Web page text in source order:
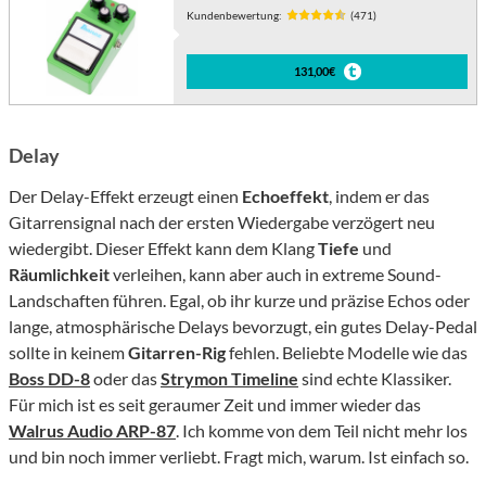
Kundenbewertung: (471)
131,00€
Delay
Der Delay-Effekt erzeugt einen Echoeffekt, indem er das
Gitarrensignal nach der ersten Wiedergabe verzögert neu
wiedergibt. Dieser Effekt kann dem KlangTiefe und
Räumlichkeitverleihen, kann aber auch in extreme Sound-
Landschaften führen. Egal, ob ihr kurze und präzise Echos oder
lange, atmosphärische Delays bevorzugt, ein gutes Delay-Pedal
sollte in keinemGitarren-Rigfehlen. Beliebte Modelle wie das
Boss DD-8oder dasStrymon Timeline sind echte Klassiker.
Für mich ist es seit geraumer Zeit und immer wieder das
Walrus Audio ARP-87. Ich komme von dem Teil nicht mehr los
und bin noch immer verliebt. Fragt mich, warum. Ist einfach so.